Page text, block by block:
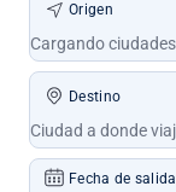
Origen
Destino
Fecha de salida